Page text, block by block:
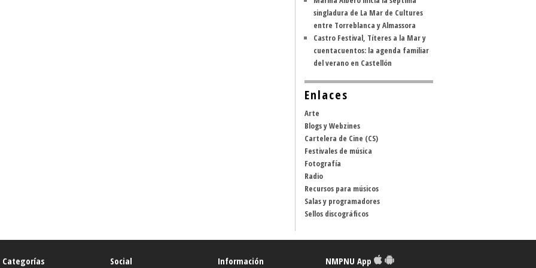
singladura de La Mar de Cultures
entre Torreblanca y Almassora
Castro Festival, Títeres a la Mar y
cuentacuentos: la agenda familiar
del verano en Castellón
Enlaces
Arte
Blogs y Webzines
Cartelera de Cine (CS)
Festivales de música
Fotografía
Radio
Recursos para músicos
Salas y programadores
Sellos discográficos
Categorías Social Información NMPNU App